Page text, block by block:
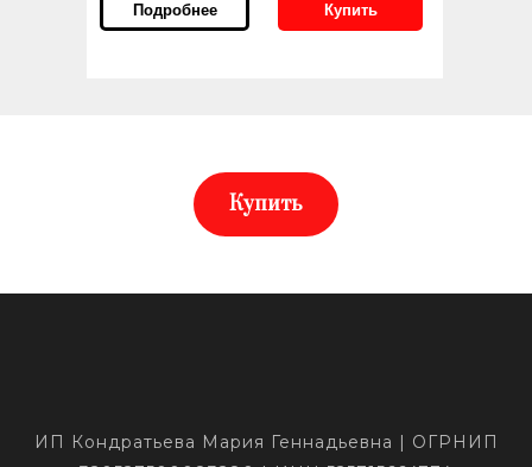
Подробнее Купить
Купить
ИП Кондратьева Мария Геннадьевна | ОГРНИП